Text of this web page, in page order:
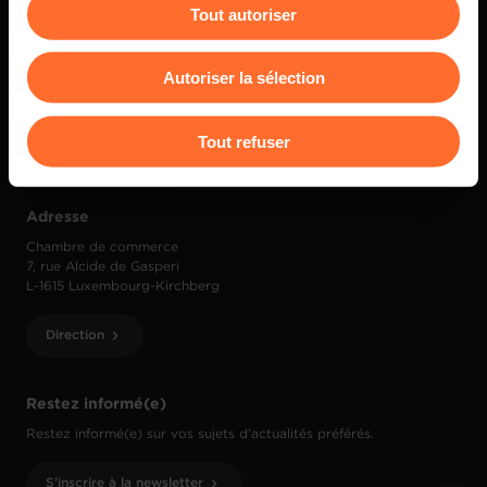
Vous avez la possibilité de modifier ou retirer votre
consentement à tout moment en cliquant sur l’icône
flottante en bas à gauche de chaque page.
Pour de plus amples informations sur la manière dont
nous utilisons lescookies et sommes amenés à traiter
vos données personnelles, vous pouvez consulter notre
Charte d’usage des cookies
Tout autoriser
Autoriser la sélection
Tout refuser
Restez informé(e)
Restez informé(e) sur vos sujets d’actualités préférés.
S'inscrire à la newsletter
Adresse
Chambre de commerce
7, rue Alcide de Gasperi
L-1615 Luxembourg-Kirchberg
Direction
Contact
info@cc.lu